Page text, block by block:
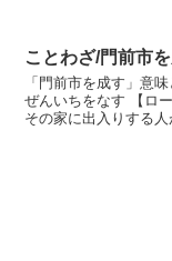
ことわざ/門前市
「門前市を成す」意味と読み方 【表記】門前市
ぜんいちをなす 【ローマ
その家に出入りする人が多いたとえ。